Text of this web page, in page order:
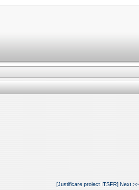
[Justificare proiect ITSFR] Next >>